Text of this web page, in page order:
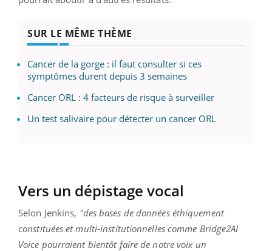
SUR LE MÊME THÈME
Cancer de la gorge : il faut consulter si ces
symptômes durent depuis 3 semaines
Cancer ORL : 4 facteurs de risque à surveiller
Un test salivaire pour détecter un cancer ORL
Vers un dépistage vocal
Selon Jenkins, "des bases de données éthiquement
constituées et multi-institutionnelles comme Bridge2AI
Voice pourraient bientôt faire de notre voix un